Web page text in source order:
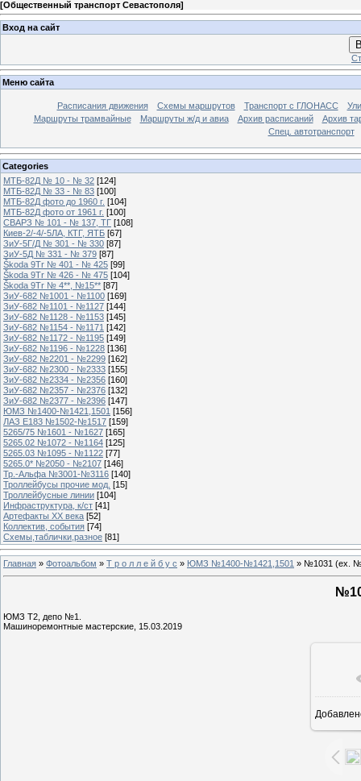
[Общественный транспорт Севастополя]
Вход на сайт
Меню сайта
Расписания движения Схемы маршрутов Транспорт с ГЛОНАСС
Маршруты трамвайные
Маршруты ж/д и авиа Архив расписаний
Архив
Спец. автотранспорт
Categories
МТБ-82Д № 10 - № 32 [124]
МТБ-82Д № 33 - № 83 [100]
МТБ-82Д фото до 1960 г. [104]
МТБ-82Д фото от 1961 г. [100]
СВАРЗ № 101 - № 137, ТГ [108]
Киев-2/-4/-5ЛА, КТГ, ЯТБ [67]
ЗиУ-5Г/Д № 301 - № 330 [87]
ЗиУ-5Д № 331 - № 379 [87]
Škoda 9Tr № 401 - № 425 [99]
Škoda 9Tr № 426 - № 475 [104]
Škoda 9Tr № 4**, №15** [87]
ЗиУ-682 №1001 - №1100 [169]
ЗиУ-682 №1101 - №1127 [144]
ЗиУ-682 №1128 - №1153 [145]
ЗиУ-682 №1154 - №1171 [142]
ЗиУ-682 №1172 - №1195 [149]
ЗиУ-682 №1196 - №1228 [136]
ЗиУ-682 №2201 - №2299 [162]
ЗиУ-682 №2300 - №2333 [155]
ЗиУ-682 №2334 - №2356 [160]
ЗиУ-682 №2357 - №2376 [132]
ЗиУ-682 №2377 - №2396 [147]
ЮМЗ №1400-№1421,1501 [156]
ЛАЗ Е183 №1502-№1517 [159]
5265/75 №1601 - №1627 [165]
5265.02 №1072 - №1164 [125]
5265.03 №1095 - №1122 [77]
5265.0* №2050 - №2107 [146]
Тр.-Альфа №3001-№3116 [140]
Троллейбусы прочие мод. [15]
Троллейбусные линии [104]
Инфраструктура, к/ст [41]
Артефакты ХХ века [52]
Коллектив, события [74]
Схемы,таблички,разное [81]
Главная » Фотоальбом » Т р о л л е й б у с » ЮМЗ №1400-№1421,1501 » №1031 (ех.
ЮМЗ Т2, депо №1.
Машиноремонтные мастерские, 15.03.2019